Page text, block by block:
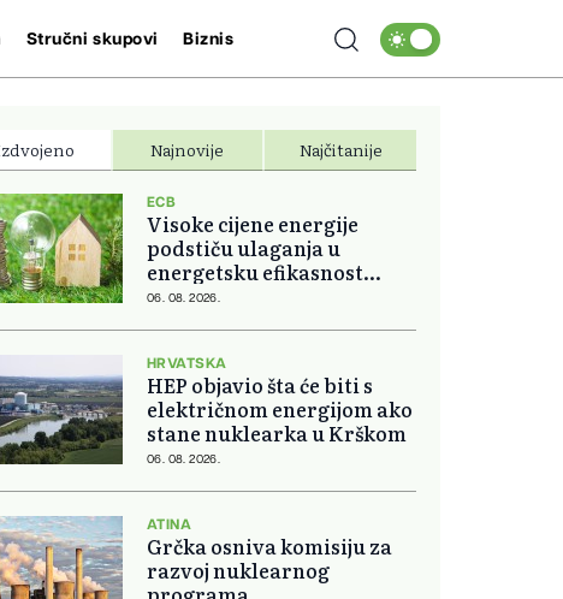
Stručni skupovi Biznis
Najnovije Najčitanije
ECB
Visoke cijene energije
podstiču ulaganja u
energetsku efikasnost
domova
06. 08. 2026.
HRVATSKA
HEP objavio šta će biti s
električnom energijom ako
stane nuklearka u Krškom
06. 08. 2026.
ATINA
Grčka osniva komisiju za
razvoj nuklearnog